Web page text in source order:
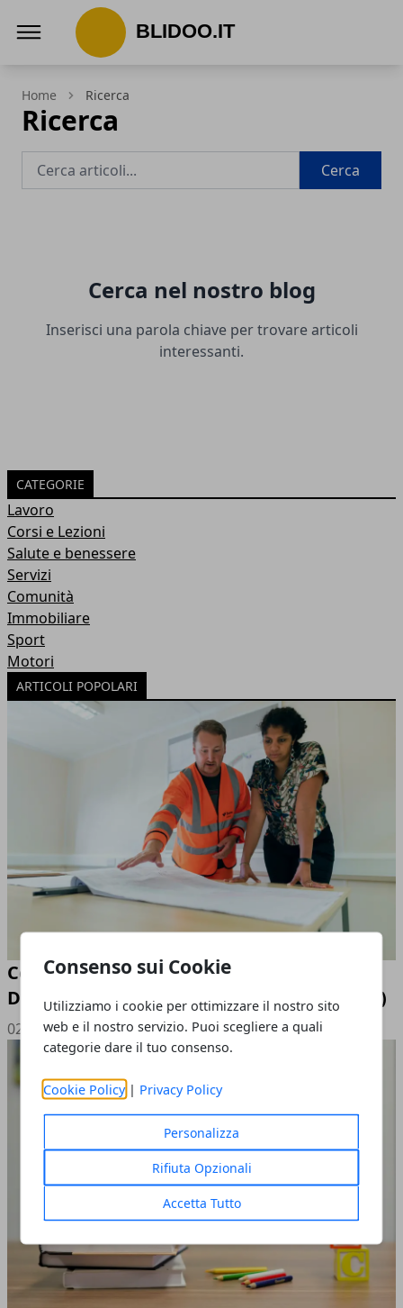
Consenso sui Cookie
Utilizziamo i cookie per ottimizzare il nostro sito
web e il nostro servizio. Puoi scegliere a quali
categorie dare il tuo consenso.
Cookie Policy | Privacy Policy
Personalizza
Rifiuta Opzionali
Accetta Tutto
Home Ricerca
Ricerca
Cerca
Cerca nel nostro blog
Inserisci una parola chiave per trovare articoli
interessanti.
CATEGORIE
Lavoro
Corsi e Lezioni
Salute e benessere
Servizi
Comunità
Immobiliare
Sport
Motori
ARTICOLI POPOLARI
Comprensione e Implementazione del
Documento di Valutazione dei Rischi (DVR)
02/05/2024